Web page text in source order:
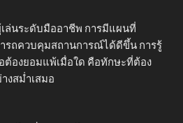
ล่นระดับมืออาชีพ การมีแผนที่
รถควบคุมสถานการณ์ได้ดีขึ้น การรู้
ต้องยอมแพ้เมื่อใด คือทักษะที่ต้อง
งสม่ำเสมอ